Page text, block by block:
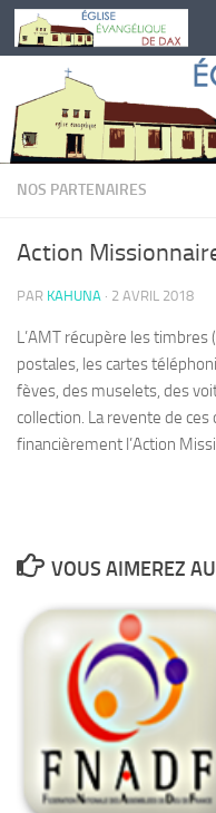
Skip to content
NOS PARTENAIRES
Action
PAR KAHUNA · 2 AVRIL 2018
L’AMT récupère les
postales, les cartes
fèves, des muselets, des
collection. La revente de
financièrement l’Action
VOUS AIMEREZ